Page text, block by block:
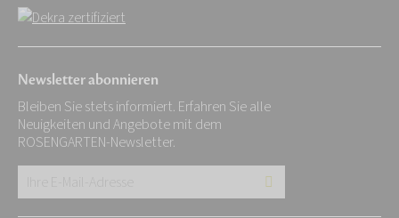
Newsletter abonnieren
Bleiben Sie stets informiert. Erfahren Sie alle
Neuigkeiten und Angebote mit dem
ROSENGARTEN-Newsletter.
E-